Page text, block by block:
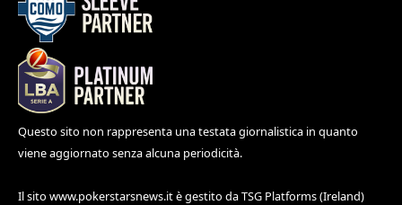
Questo sito non rappresenta una testata giornalistica in quanto
viene aggiornato senza alcuna periodicità.
Il sito www.pokerstarsnews.itè gestito da TSG Platforms (Ireland)